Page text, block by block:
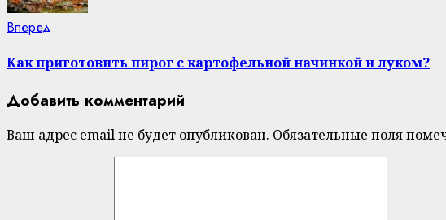
Вперед
Как приготовить пирог с картофельной начинкой и луком?
Добавить комментарий
Ваш адрес email не будет опубликован. Обязательные поля